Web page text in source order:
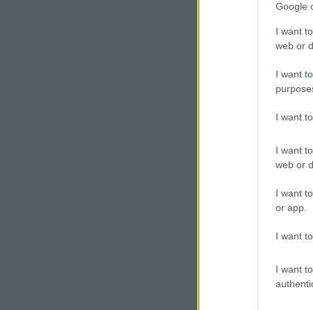
Google
I want
web or
I want
I want
I want
web or
I want
or app.
I want
I want
–